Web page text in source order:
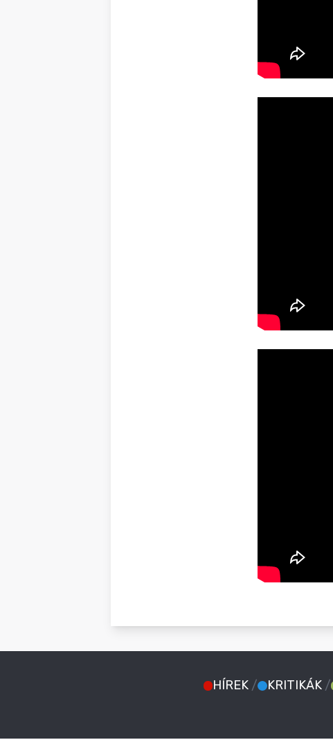
HÍREK / KRITIKÁK /